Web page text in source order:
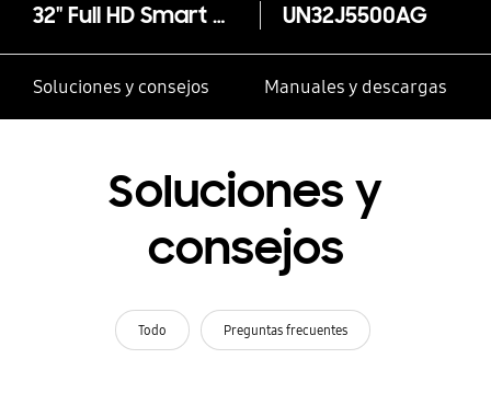
32" Full HD Smart TV J5500 UN32J5500AG
Soluciones y consejos Manuales y descargas
Soluciones y
consejos
Todo Preguntas frecuentes